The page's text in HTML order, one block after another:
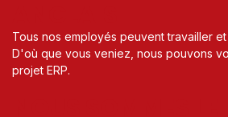
Tous nos employés peuvent travailler
D'où que vous veniez, nous pouvons
projet ERP.